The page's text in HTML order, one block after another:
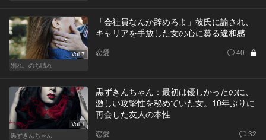
Vol.7
別れ、のち晴れ
「会社員なんか辞めろよ」彼氏に諭され、
キャリアを手放した女の心に募る違和感
恋愛 40
Vol.1
黒ずきんちゃん
黒ずきんちゃん：最初は優しかったのに、
激しい攻撃性を秘めていた女。10年ぶりに
再会した友人の本性
恋愛 32